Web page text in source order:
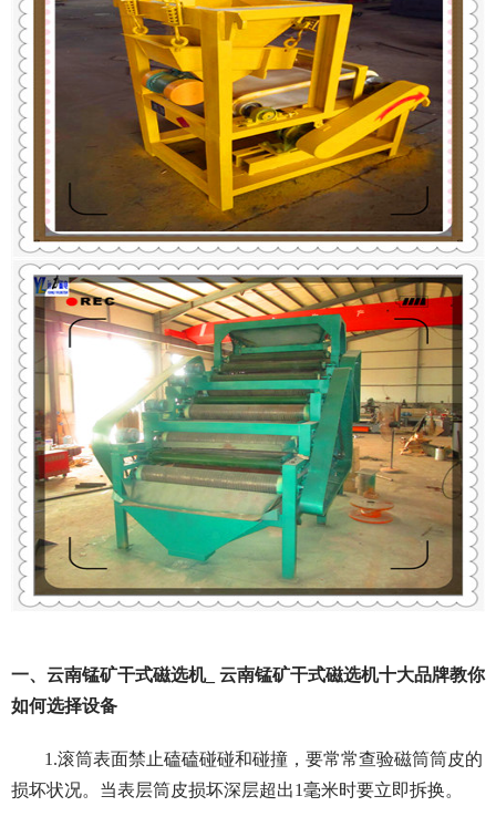
一、云南锰矿干式磁选机_ 云南锰矿干式磁选机十大品牌教你
如何选择设备
1.滚筒表面禁止磕磕碰碰和碰撞，要常常查验磁筒筒皮的
损坏状况。当表层筒皮损坏深层超出1毫米时要立即拆换。